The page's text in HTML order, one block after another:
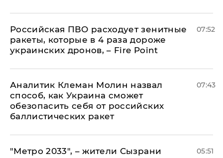
Российская ПВО расходует зенитные
ракеты, которые в 4 раза дороже
украинских дронов, – Fire Point
07:52
Аналитик Клеман Молин назвал
способ, как Украина сможет
обезопасить себя от российских
баллистических ракет
07:43
"Метро 2033", – жители Сызрани
05:51